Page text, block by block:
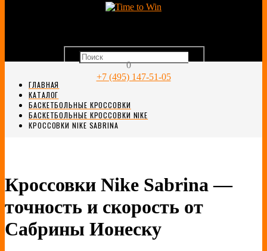
0
+7 (495) 147-51-05
ГЛАВНАЯ
КАТАЛОГ
БАСКЕТБОЛЬНЫЕ КРОССОВКИ
БАСКЕТБОЛЬНЫЕ КРОССОВКИ NIKE
КРОССОВКИ NIKE SABRINA
Кроссовки Nike Sabrina —
точность и скорость от
Сабрины Ионеску